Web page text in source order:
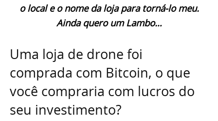
o local e o nome da loja para torná-lo meu.
Ainda quero um Lambo…
Uma loja de drone foi
comprada com Bitcoin, o que
você compraria com lucros do
seu investimento?